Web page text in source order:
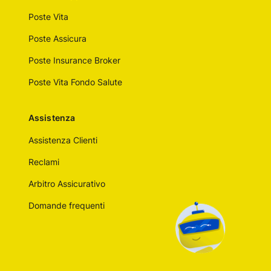
Poste Vita
Poste Assicura
Poste Insurance Broker
Poste Vita Fondo Salute
Assistenza
Assistenza Clienti
Reclami
Arbitro Assicurativo
Domande frequenti